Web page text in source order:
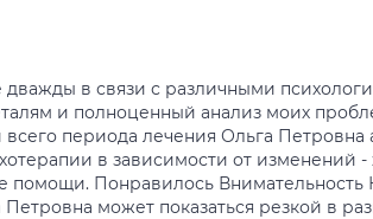
в связи с различными
и полноценный анализ моих
периода лечения Ольга
в зависимости от
помощи. Понравилось
может показаться резкой в